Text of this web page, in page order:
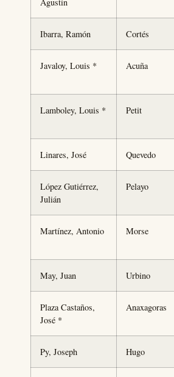
Ibarra, Ramón Cortés
Javaloy, Louis * Acuña
Lamboley, Louis * Petit
Linares, José Quevedo
López Gutiérrez,
Julián
Pelayo
Martínez, Antonio Morse
May, Juan Urbino
Plaza Castaños,
José *
Anaxagoras
Py, Joseph Hugo